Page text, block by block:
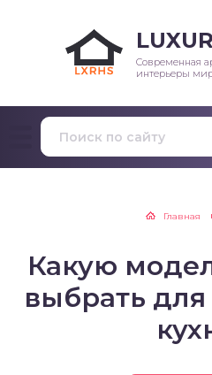
Современная
интерьеры
Главная
Какую
выбрать